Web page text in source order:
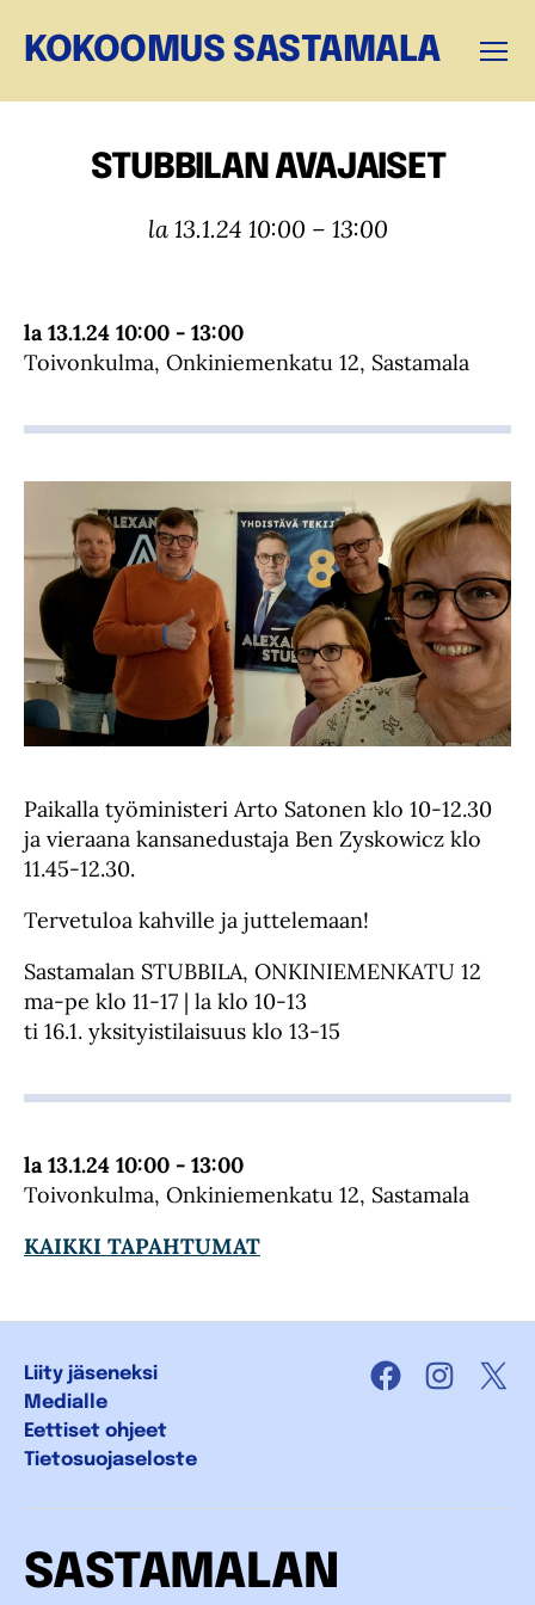
KOKOOMUS SASTAMALA
STUBBILAN AVAJAISET
la 13.1.24 10:00 – 13:00
la 13.1.24 10:00 - 13:00
Toivonkulma, Onkiniemenkatu 12, Sastamala
Paikalla työministeri Arto Satonen klo 10-12.30
ja vieraana kansanedustaja Ben Zyskowicz klo
11.45-12.30.
Tervetuloa kahville ja juttelemaan!
Sastamalan STUBBILA, ONKINIEMENKATU 12
ma-pe klo 11-17 | la klo 10-13
ti 16.1. yksityistilaisuus klo 13-15
la 13.1.24 10:00 - 13:00
Toivonkulma, Onkiniemenkatu 12, Sastamala
KAIKKI TAPAHTUMAT
Liity jäseneksi
Medialle
Eettiset ohjeet
Tietosuojaseloste
Facebook X
SASTAMALAN